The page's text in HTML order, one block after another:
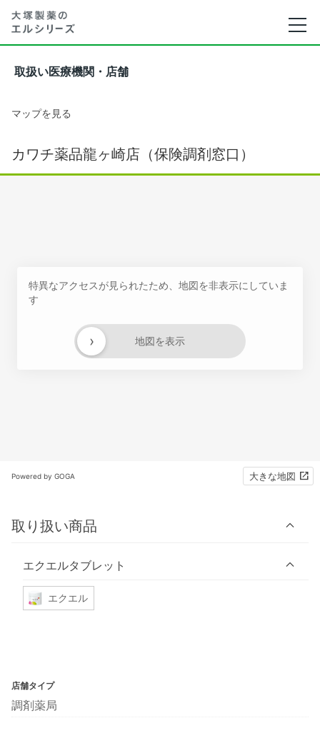
取扱い医療機関・店舗
マップを見る
カワチ薬品龍ヶ崎店（保険調剤窓口）
特異なアクセスが見られたため、地図を非表示にしていま
す
地図を表示
›
Powered by GOGA 大きな地図
取り扱い商品
エクエルタブレット
エクエル
店舗タイプ
調剤薬局